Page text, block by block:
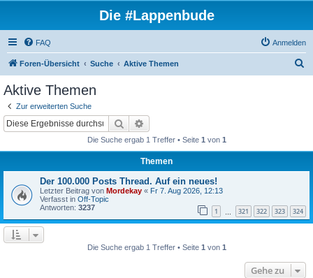
Die #Lappenbude
FAQ Anmelden
Foren-Übersicht Suche Aktive Themen
Aktive Themen
Zur erweiterten Suche
Suche
Die Suche ergab 1 Treffer • Seite 1 von 1
Themen
Der 100.000 Posts Thread. Auf ein neues!
Letzter Beitrag von Mordekay « Fr 7. Aug 2026, 12:13
Verfasst in Off-Topic
Antworten: 3237 1 321 322 323 324
Die Suche ergab 1 Treffer • Seite 1 von 1
Gehe zu